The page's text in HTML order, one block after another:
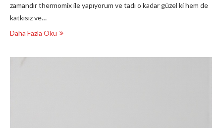
zamandır thermomix ile yapıyorum ve tadı o kadar güzel ki hem de
katkısız ve…
Daha Fazla Oku